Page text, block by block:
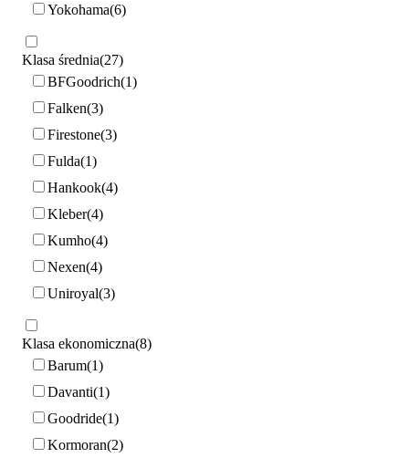
Yokohama 6
Klasa średnia 27
BFGoodrich 1
Falken 3
Firestone 3
Fulda 1
Hankook 4
Kleber 4
Kumho 4
Nexen 4
Uniroyal 3
Klasa ekonomiczna 8
Barum 1
Davanti 1
Goodride 1
Kormoran 2